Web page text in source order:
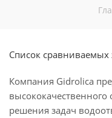
Список сравниваемых
Компания Gidrolica
решения задач